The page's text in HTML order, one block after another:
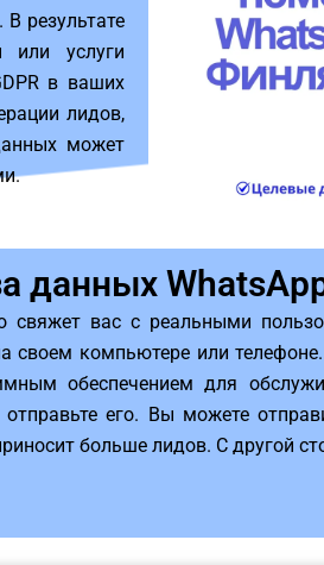
результате
или услуги
в ваших
лидов,
может
данных
вас с реальными
компьютере или
обеспечением для
отправьте его. Вы можете
больше лидов. С другой